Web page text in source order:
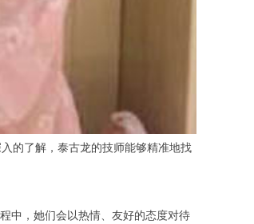
的了解，泰古龙的技师能够精准地找
中，她们会以热情、友好的态度对待